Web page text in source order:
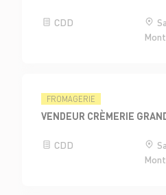
CDD
FROMAGERIE
VENDEUR CRÈMERIE
CDD